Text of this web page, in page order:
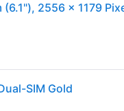
SIM Gold